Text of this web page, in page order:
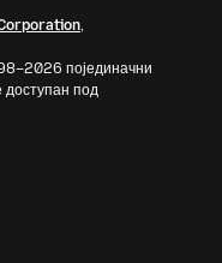
,
појединачни
доступан под